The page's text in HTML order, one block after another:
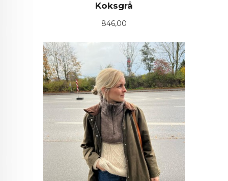
Koksgrå
Pris
846,00